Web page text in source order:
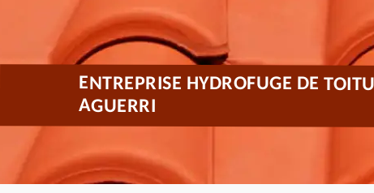
ENTREPRISE HYDROFUGE DE
AGUERRI